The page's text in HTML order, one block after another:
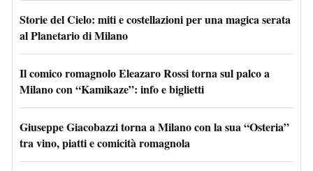
Storie del Cielo: miti e costellazioni per una magica serata
al Planetario di Milano
Il comico romagnolo Eleazaro Rossi torna sul palco a
Milano con “Kamikaze”: info e biglietti
Giuseppe Giacobazzi torna a Milano con la sua “Osteria”
tra vino, piatti e comicità romagnola